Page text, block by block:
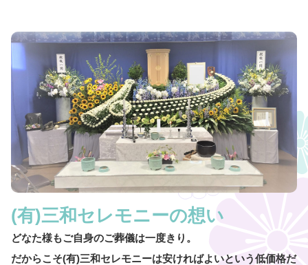
(有)三和セレモニーの想い
どなた様もご自身のご葬儀は一度きり。
だからこそ(有)三和セレモニーは安ければよいという低価格だ